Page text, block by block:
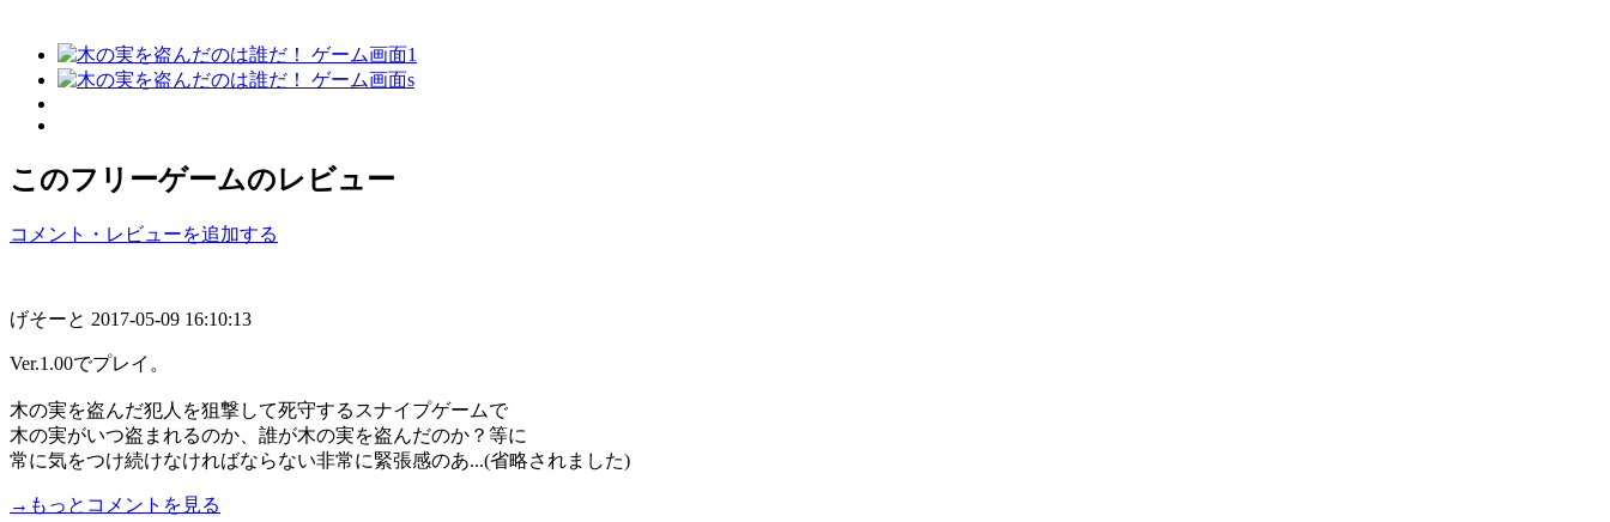
このフリーゲームのレビュー
コメント・レビューを追加する
げそーと 2017-05-09 16:10:13
Ver.1.00でプレイ。
木の実を盗んだ犯人を狙撃して死守するスナイプゲームで
木の実がいつ盗まれるのか、誰が木の実を盗んだのか？等に
常に気をつけ続けなければならない非常に緊張感のあ...(省略されました)
→もっとコメントを見る